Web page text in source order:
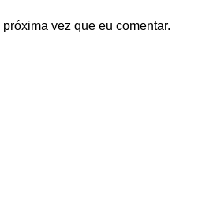
vez que eu comentar.